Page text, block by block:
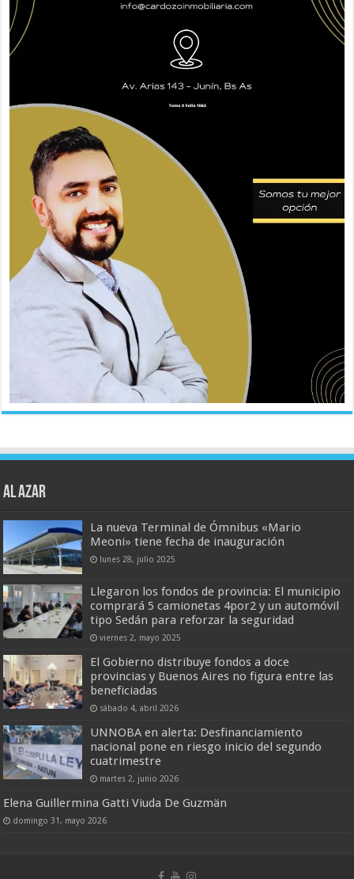
AL AZAR
La nueva Terminal de Ómnibus «Mario
Meoni» tiene fecha de inauguración
lunes 28, julio 2025
Llegaron los fondos de provincia: El municipio
comprará 5 camionetas 4por2 y un automóvil
tipo Sedán para reforzar la seguridad
viernes 2, mayo 2025
El Gobierno distribuye fondos a doce
provincias y Buenos Aires no figura entre las
beneficiadas
sábado 4, abril 2026
UNNOBA en alerta: Desfinanciamiento
nacional pone en riesgo inicio del segundo
cuatrimestre
martes 2, junio 2026
Elena Guillermina Gatti Viuda De Guzmän
domingo 31, mayo 2026